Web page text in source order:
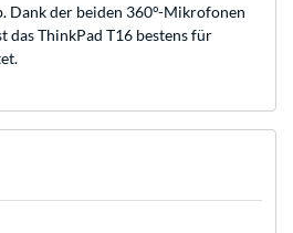
Dank der beiden 360°-Mikrofonen
das ThinkPad T16 bestens für